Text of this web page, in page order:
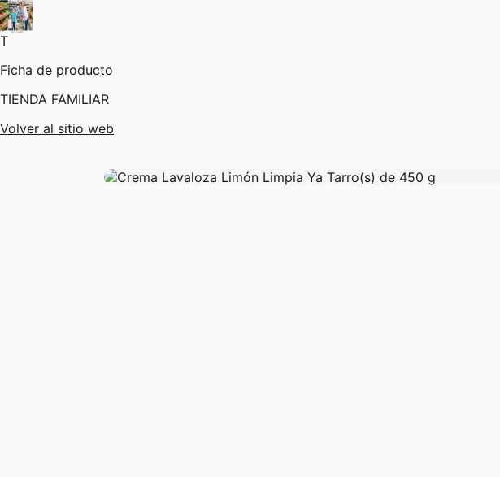
T
Ficha de producto
TIENDA FAMILIAR
Volver al sitio web